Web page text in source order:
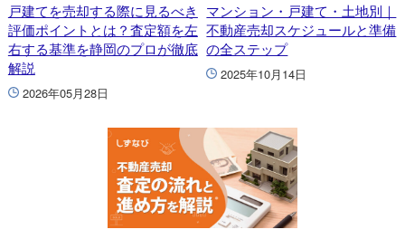
戸建てを売却する際に見るべき
評価ポイントとは？査定額を左
右する基準を静岡のプロが徹底
解説
2026年05月28日
マンション・戸建て・土地別｜
不動産売却スケジュールと準備
の全ステップ
2025年10月14日